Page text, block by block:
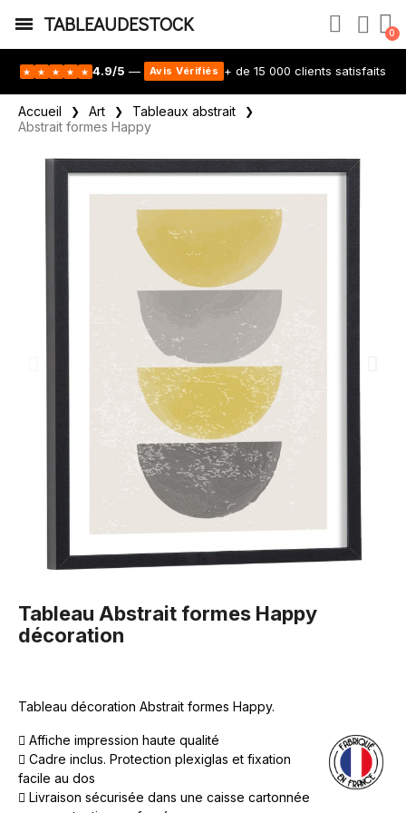
TABLEAUDESTOCK
★ ★ ★ ★ ★ 4.9/5 — Avis Vérifiés + de 15 000 clients satisfaits
Accueil Art
Tableaux abstrait
Abstrait formes Happy
Tableau Abstrait formes Happy
décoration
Tableau décoration Abstrait formes Happy.
Affiche impression haute qualité
Cadre inclus. Protection plexiglas et fixation
facile au dos
Livraison sécurisée dans une caisse cartonnée